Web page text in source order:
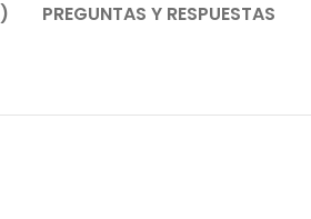
PREGUNTAS Y RESPUESTAS